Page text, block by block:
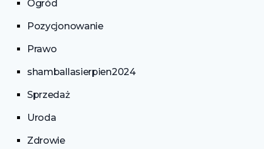
Ogród
Pozycjonowanie
Prawo
shamballasierpien2024
Sprzedaż
Uroda
Zdrowie